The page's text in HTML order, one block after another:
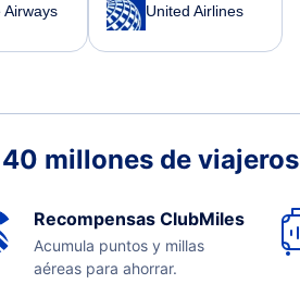
Airways United Airlines
millones de viajeros
Recompensas ClubMiles
Acumula puntos y millas
aéreas para ahorrar.